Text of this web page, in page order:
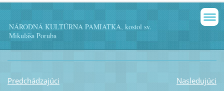
NÁRODNÁ KULTÚRNA PAMIATKA, kostol sv.
Mikuláša Poruba
Predchádzajúci
Nasledujúci